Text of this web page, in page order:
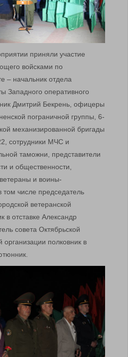
приняли участие
войсками по
– начальник отдела
Западного оперативного
Дмитрий Бекрень, офицеры
пограничной группы, 6-
механизированной бригады
сотрудники МЧС и
таможни, представители
и общественности,
и воины-
том числе председатель
ветеранской
в отставке Александр
совета Октябрьской
организации полковник в